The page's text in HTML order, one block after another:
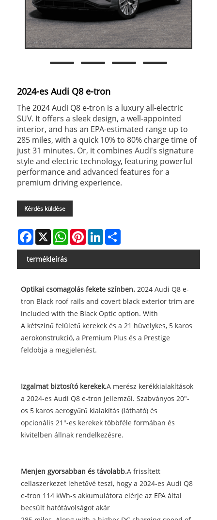
2024-es Audi Q8 e-tron
The 2024 Audi Q8 e-tron is a luxury all-electric
SUV. It offers a sleek design, a well-appointed
interior, and has an EPA-estimated range up to
285 miles, with a quick 10% to 80% charge time of
just 31 minutes. Or, it combines Audi's signature
style and electric technology, featuring powerful
performance and advanced features for a
premium driving experience.
Kérdés küldése
Facebook
X WhatsAppPinterestLinkedIn
termékleírás
Optikai csomagolás fekete színben.2024 Audi Q8 e-
tron Black roof rails and covert black exterior trim are
included with the Black Optic option. With
A kétszínű felületű kerekek és a 21 hüvelykes, 5 karos
aerokonstrukció, a Premium Plus és a Prestige
feldobja a megjelenést.
Izgalmat biztosító kerekek.A merész kerékkialakítások
a 2024-es Audi Q8 e-tron jellemzői. Szabványos 20"-
os 5 karos aerogyűrű kialakítás (látható) és
opcionális 21"-es kerekek többféle formában és
kivitelben állnak rendelkezésre.
Menjen gyorsabban és távolabb.A frissített
cellaszerkezet lehetővé teszi, hogy a 2024-es Audi Q8
e-tron 114 kWh-s akkumulátora elérje az EPA által
becsült hatótávolságot akár